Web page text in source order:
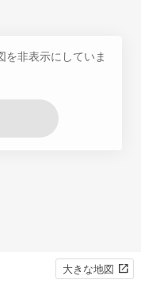
を非表示にしていま
大きな地図